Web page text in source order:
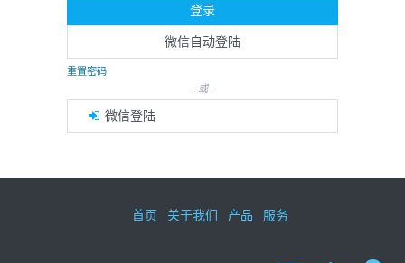
登录
微信自动登陆
重置密码
- 或 -
微信登陆
首页 关于我们 产品 服务